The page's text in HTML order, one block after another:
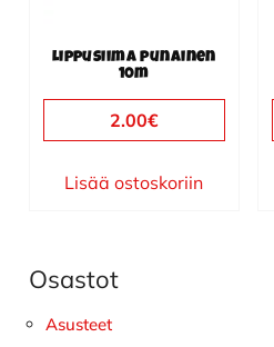
Lippusiima punainen
10m
2.00€
Lisää ostoskoriin
Ensisijainen
sivupalkki
Osastot
Asusteet